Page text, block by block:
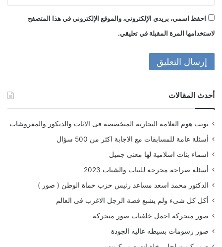
احفظ اسمي، بريدي الإلكتروني، والموقع الإلكتروني في هذا المتصفح
لاستخدامها المرة المقبلة في تعليقي.
أحدث المقالات
بونت هوم العلامة التجارية المتخصصة فى الاثاث والديكور والمفروشات
أسئلة عامة للمسابقات مع الاجابة اكثر من 500 سؤال
اسماء بنات اسلامية لها معنى جميل
أسئلة صراحة محرجة للبنات والشباب 2023
الدكتور محمد اسعد مساعد رئيس حزب حماة الوطن ( صور )
أكل كل شىء ولم يشبع قصة الرجل الاغرب فى العالم
صور متحركة اجمل خلفيات صور متحركة
صور رسومات بسيطه عاليه الجودة